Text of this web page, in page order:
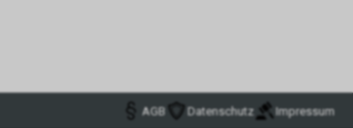
AGB Datenschutz Impressum